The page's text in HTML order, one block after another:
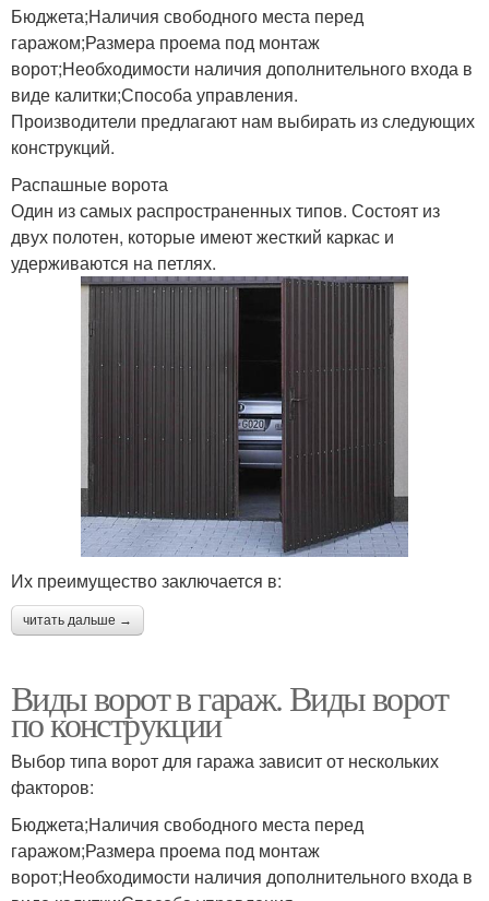
Бюджета;Наличия свободного места перед
гаражом;Размера проема под монтаж
ворот;Необходимости наличия дополнительного входа в
виде калитки;Способа управления.
Производители предлагают нам выбирать из следующих
конструкций.
Распашные ворота
Один из самых распространенных типов. Состоят из
двух полотен, которые имеют жесткий каркас и
удерживаются на петлях.
Их преимущество заключается в:
читать дальше →
Виды ворот в гараж. Виды ворот
по конструкции
Выбор типа ворот для гаража зависит от нескольких
факторов:
Бюджета;Наличия свободного места перед
гаражом;Размера проема под монтаж
ворот;Необходимости наличия дополнительного входа в